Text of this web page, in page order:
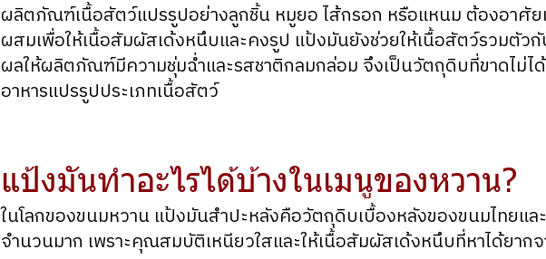
ผลิตภัณฑ์เนื้อสัตว์แปรรูปอย่างลูกชิ้น หมูยอ ไส้กรอก หรือแหนม ต้องอาศั
ผสมเพื่อให้เนื้อสัมผัสเด้งหนึบและคงรูป แป้งมันยังช่วยให้เนื้อสัตว์รวมตัว
ผลให้ผลิตภัณฑ์มีความชุ่มฉ่ำและรสชาติกลมกล่อม จึงเป็นวัตถุดิบที่ขาดไม่ไ
อาหารแปรรูปประเภทเนื้อสัตว์
แป้งมันทำอะไรได้บ้างในเมนูของหวาน?
ในโลกของขนมหวาน แป้งมันสำปะหลังคือวัตถุดิบเบื้องหลังของขนมไทยแล
จำนวนมาก เพราะคุณสมบัติเหนียวใสและให้เนื้อสัมผัสเด้งหนึบที่หาได้ยาก